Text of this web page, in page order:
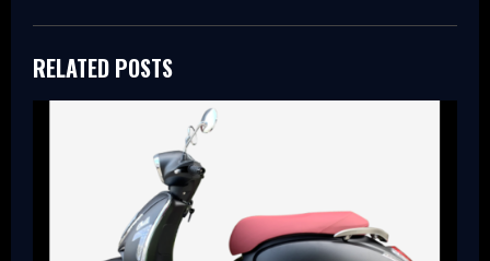
RELATED POSTS